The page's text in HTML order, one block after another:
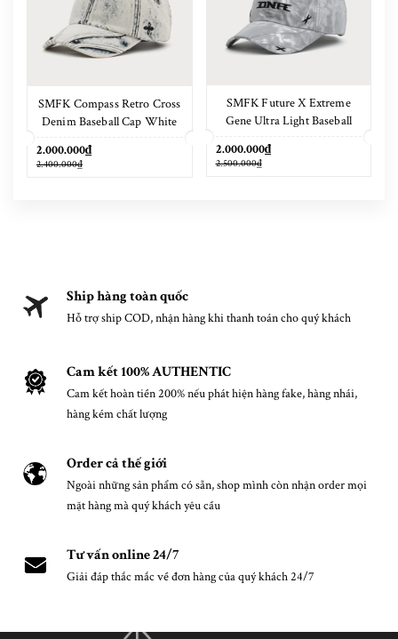
SMFK Compass Retro Cross
Denim Baseball Cap White
2.000.000₫
2.400.000₫
SMFK Future X Extreme
Gene Ultra Light Baseball
2.000.000₫
2.500.000₫
Ship hàng toàn quốc
Hỗ trợ ship COD, nhận hàng khi thanh toán cho quý khách
Cam kết 100% AUTHENTIC
Cam kết hoàn tiền 200% nếu phát hiện hàng fake, hàng nhái,
hàng kém chất lượng
Order cả thế giới
Ngoài những sản phẩm có sẵn, shop mình còn nhận order mọi
mặt hàng mà quý khách yêu cầu
Tư vấn online 24/7
Giải đáp thắc mắc về đơn hàng của quý khách 24/7